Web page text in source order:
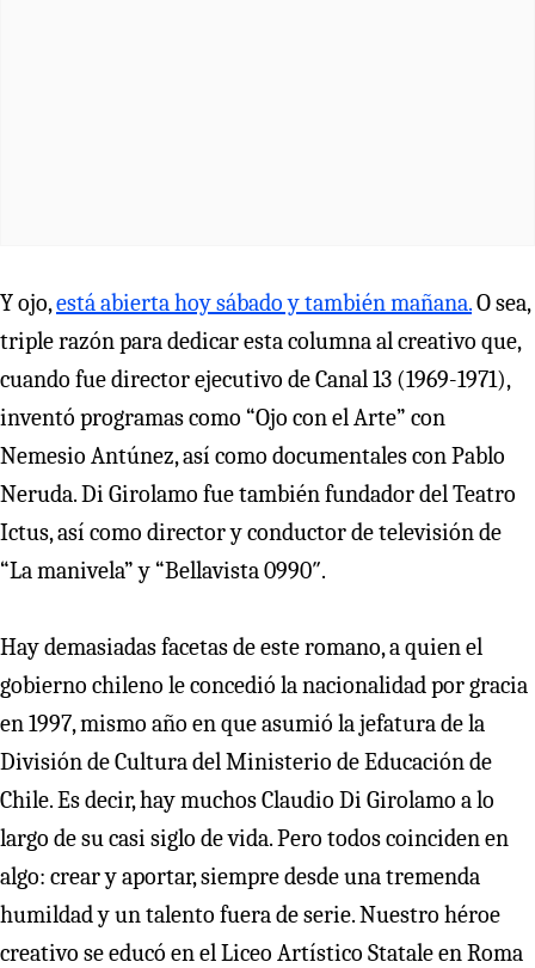
Y ojo,está abierta hoy sábado y también mañana.O sea,
triple razón para dedicar esta columna al creativo que,
cuando fue director ejecutivo de Canal 13 (1969-1971),
inventó programas como “Ojo con el Arte” con
Nemesio Antúnez, así como documentales con Pablo
Neruda. Di Girolamo fue también fundador del Teatro
Ictus, así como director y conductor de televisión de
“La manivela” y “Bellavista 0990″.
Hay demasiadas facetas de este romano, a quien el
gobierno chileno le concedió la nacionalidad por gracia
en 1997, mismo año en que asumió la jefatura de la
División de Cultura del Ministerio de Educación de
Chile. Es decir, hay muchos Claudio Di Girolamo a lo
largo de su casi siglo de vida. Pero todos coinciden en
algo: crear y aportar, siempre desde una tremenda
humildad y un talento fuera de serie. Nuestro héroe
creativo se educó en el Liceo Artístico Statale en Roma